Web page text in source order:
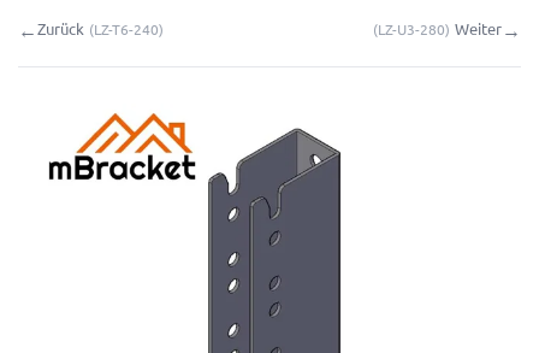
Downloads
Meine Anfragen
←Zurück (LZ-T6-240) (LZ-U3-280) Weiter→